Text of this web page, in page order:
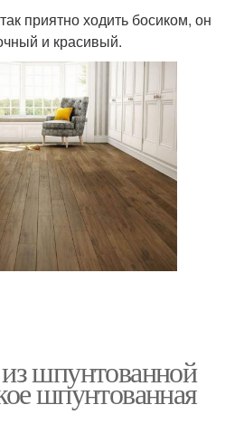
приятно ходить босиком, он
и красивый.
шпунтованной
шпунтованная